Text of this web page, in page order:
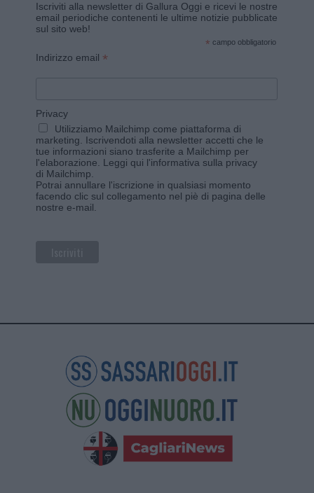
Iscriviti alla newsletter di Gallura Oggi e ricevi le nostre
email periodiche contenenti le ultime notizie pubblicate
sul sito web!
* campo obbligatorio
Indirizzo email *
Privacy
Utilizziamo Mailchimp come piattaforma di
marketing. Iscrivendoti alla newsletter accetti che le
tue informazioni siano trasferite a Mailchimp per
l'elaborazione. Leggi qui l'informativa sulla privacy
di Mailchimp
Potrai annullare l'iscrizione in qualsiasi momento
facendo clic sul collegamento nel piè di pagina delle
nostre e-mail.